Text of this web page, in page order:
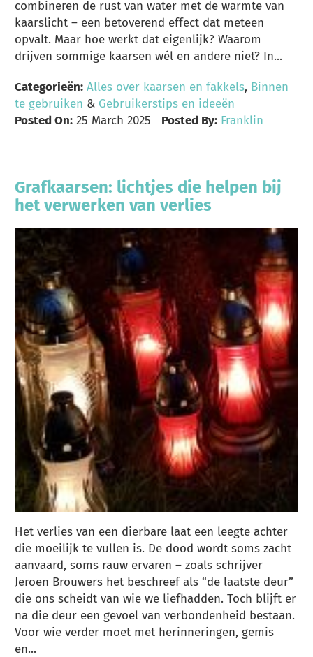
combineren de rust van water met de warmte van
kaarslicht – een betoverend effect dat meteen
opvalt. Maar hoe werkt dat eigenlijk? Waarom
drijven sommige kaarsen wél en andere niet? In...
Categorieën: Alles over kaarsen en fakkels, Binnen
te gebruiken & Gebruikerstips en ideeën
Posted On: 25 March 2025 Posted By: Franklin
Grafkaarsen: lichtjes die helpen bij
het verwerken van verlies
Het verlies van een dierbare laat een leegte achter
die moeilijk te vullen is. De dood wordt soms zacht
aanvaard, soms rauw ervaren – zoals schrijver
Jeroen Brouwers het beschreef als “de laatste deur”
die ons scheidt van wie we liefhadden. Toch blijft er
na die deur een gevoel van verbondenheid bestaan.
Voor wie verder moet met herinneringen, gemis
en...